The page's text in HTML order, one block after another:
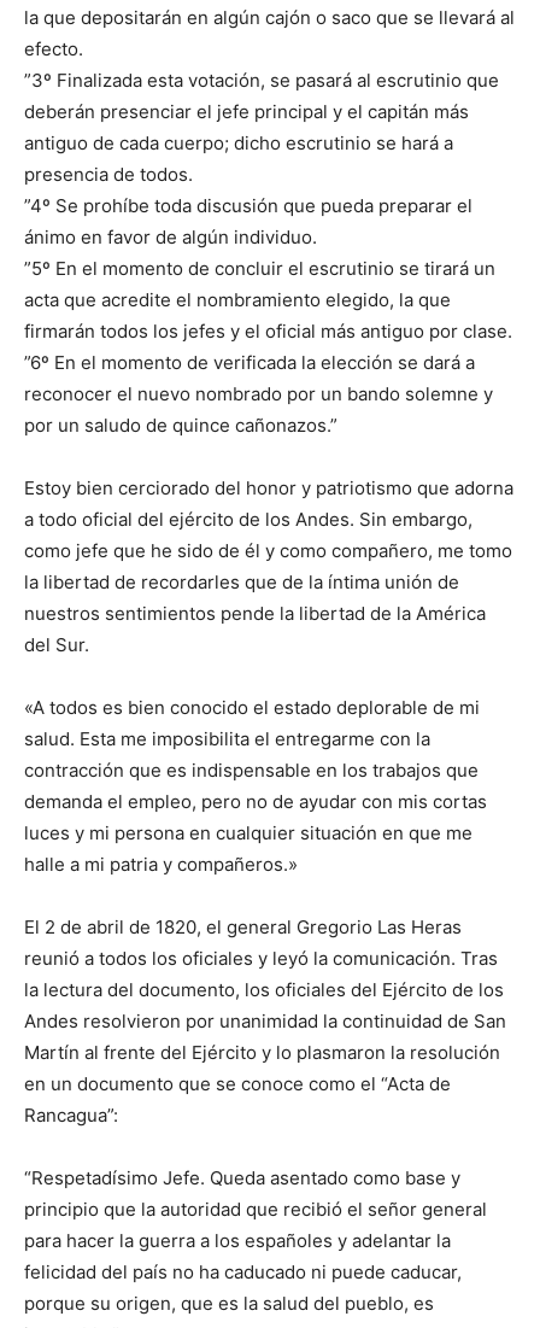
la que depositarán en algún cajón o saco que se llevará al
efecto.
”3º Finalizada esta votación, se pasará al escrutinio que
deberán presenciar el jefe principal y el capitán más
antiguo de cada cuerpo; dicho escrutinio se hará a
presencia de todos.
”4º Se prohíbe toda discusión que pueda preparar el
ánimo en favor de algún individuo.
”5º En el momento de concluir el escrutinio se tirará un
acta que acredite el nombramiento elegido, la que
firmarán todos los jefes y el oficial más antiguo por clase.
”6º En el momento de verificada la elección se dará a
reconocer el nuevo nombrado por un bando solemne y
por un saludo de quince cañonazos.”
Estoy bien cerciorado del honor y patriotismo que adorna
a todo oficial del ejército de los Andes. Sin embargo,
como jefe que he sido de él y como compañero, me tomo
la libertad de recordarles que de la íntima unión de
nuestros sentimientos pende la libertad de la América
del Sur.
«A todos es bien conocido el estado deplorable de mi
salud. Esta me imposibilita el entregarme con la
contracción que es indispensable en los trabajos que
demanda el empleo, pero no de ayudar con mis cortas
luces y mi persona en cualquier situación en que me
halle a mi patria y compañeros.»
El 2 de abril de 1820, el general Gregorio Las Heras
reunió a todos los oficiales y leyó la comunicación. Tras
la lectura del documento, los oficiales del Ejército de los
Andes resolvieron por unanimidad la continuidad de San
Martín al frente del Ejército y lo plasmaron la resolución
en un documento que se conoce como el “Acta de
Rancagua”:
“Respetadísimo Jefe. Queda asentado como base y
principio que la autoridad que recibió el señor general
para hacer la guerra a los españoles y adelantar la
felicidad del país no ha caducado ni puede caducar,
porque su origen, que es la salud del pueblo, es